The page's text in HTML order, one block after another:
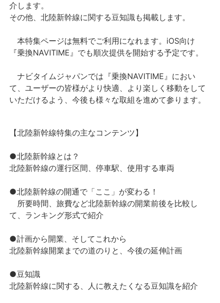
介します。
その他、北陸新幹線に関する豆知識も掲載します。
本特集ページは無料でご利用になれます。iOS向け
『乗換NAVITIME』でも順次提供を開始する予定です。
ナビタイムジャパンでは『乗換NAVITIME』におい
て、ユーザーの皆様がより快適、より楽しく移動をして
いただけるよう、今後も様々な取組を進めて参ります。
【北陸新幹線特集の主なコンテンツ】
●北陸新幹線とは？
北陸新幹線の運行区間、停車駅、使用する車両
●北陸新幹線の開通で「ここ」が変わる！
所要時間、旅費など北陸新幹線の開業前後を比較し
て、 ランキング形式で紹介
●計画から開業、そしてこれから
北陸新幹線開業までの道のりと、今後の延伸計画
●豆知識
北陸新幹線に関する、人に教えたくなる豆知識を紹介